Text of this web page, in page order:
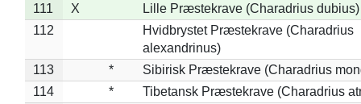
111
X
Lille Præstekrave (Charadrius dubius)
112
Hvidbrystet Præstekrave (Charadrius
alexandrinus)
113
*
Sibirisk Præstekrave (Charadrius
114
*
Tibetansk Præstekrave (Charadrius